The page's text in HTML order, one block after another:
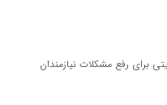
برای رفع مشکلات نیازمندان